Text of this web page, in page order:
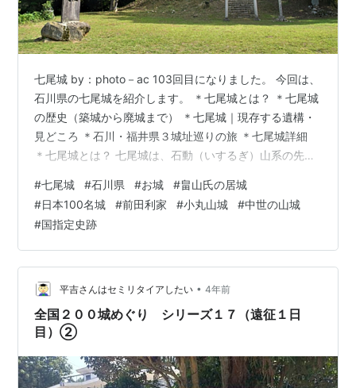
七尾城 by：photo－ac 103回目になりました。 今回は、
石川県の七尾城を紹介します。 ＊七尾城とは？ ＊七尾城
の歴史（築城から廃城まで） ＊七尾城｜現存する遺構・
見どころ ＊石川・福井県３城址巡りの旅 ＊七尾城詳細
＊七尾城とは？ 七尾城は、石動（いするぎ）山系の先端
室町時代に約150年余の間、能登の守護・畠山氏の居城で
した。 標高約300mの七つの尾根に、本丸をはじめいく
つもの曲輪が配されていたので「七尾」城と呼ばれたと
いわれています。 難攻不落の堅城です。 薄い石板に「七
尾城址」と刻まれた石碑はとても立派なものですよ。 本
丸をは…
#七尾城 #石川県 #お城 #畠山氏の居城
#日本100名城 #前田利家 #小丸山城 #中世の山城
#国指定史跡
平吉さんはセミリタイアしたい • 4年前
全国２００城めぐり シリーズ１７（遠征１日
目）②